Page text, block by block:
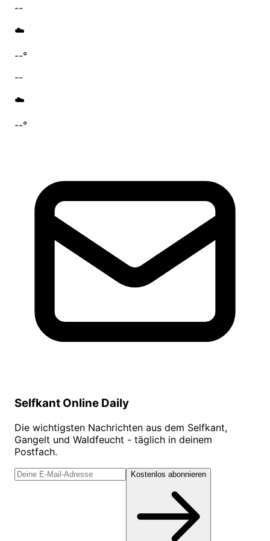
--
☁️
--°
--
☁️
--°
Selfkant Online Daily
Die wichtigsten Nachrichten aus dem Selfkant,
Gangelt und Waldfeucht - täglich in deinem
Postfach.
Kostenlos abonnieren